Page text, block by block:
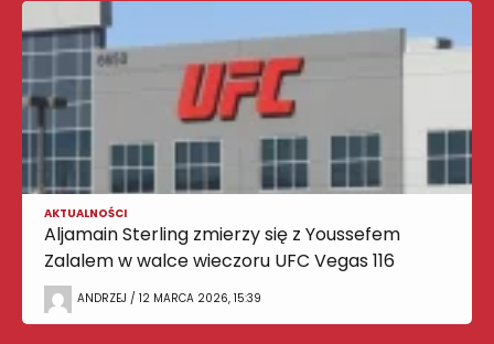
AKTUALNOŚCI
Aljamain Sterling zmierzy się z Youssefem
Zalalem w walce wieczoru UFC Vegas 116
ANDRZEJ / 12 MARCA 2026, 15:39